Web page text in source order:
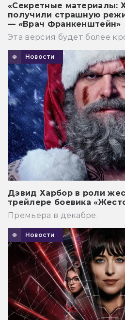
«Секретные материалы:
получили страшную
— «Врач Франкенштейн»
Эта версия будет более
Новости
Дэвид Харбор в роли
трейлере боевика
Премьера в декабре.
Новости